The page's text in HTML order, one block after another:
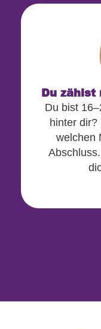
Du zählst
Du bist
hinter
welchen